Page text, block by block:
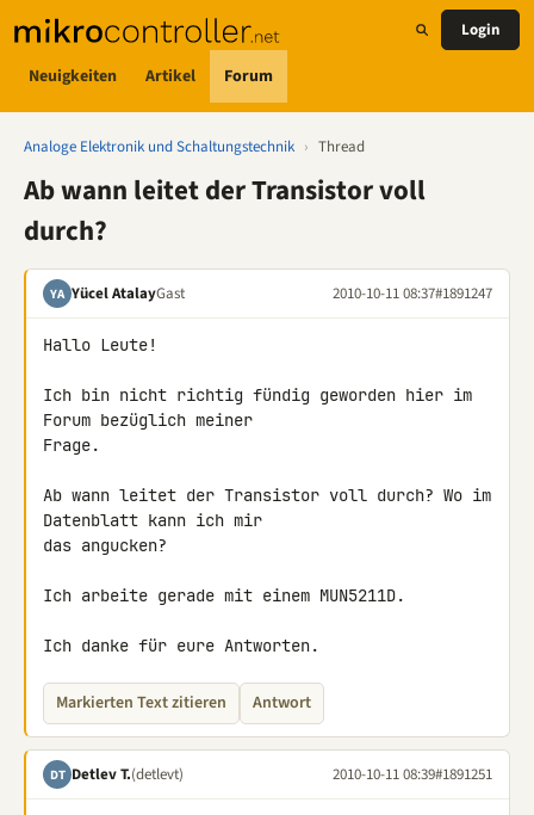
Neuigkeiten Artikel Forum
Login
Analoge Elektronik und Schaltungstechnik › Thread
Ab wann leitet der Transistor voll
durch?
YA Yücel AtalayGast 2010-10-11 08:37#1891247
Hallo Leute!
Ich bin nicht richtig fündig geworden hier im
Forum bezüglich meiner
Frage.
Ab wann leitet der Transistor voll durch? Wo im
Datenblatt kann ich mir
das angucken?
Ich arbeite gerade mit einem MUN5211D.
Ich danke für eure Antworten.
Markierten Text zitieren Antwort
DT Detlev T.(detlevt) 2010-10-11 08:39#1891251